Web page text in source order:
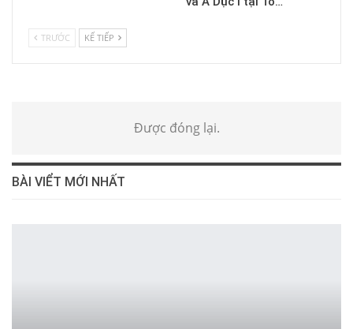
TRƯỚC KẾ TIẾP
Được đóng lại.
BÀI VIỂT MỚI NHẤT